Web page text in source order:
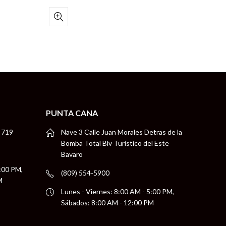
PM,
PUNTA CANA
Nave 3 Calle Juan Morales Detras de la
Bomba Total Blv Turistico del Este
Bavaro
(809) 554-5900
Lunes - Viernes: 8:00 AM - 5:00 PM,
Sábados: 8:00 AM - 12:00 PM